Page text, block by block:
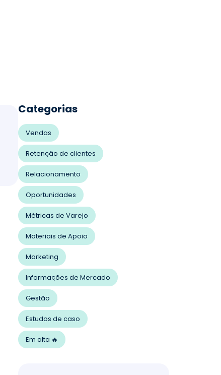
Categorias
Vendas
Retenção de clientes
Relacionamento
Oportunidades
Métricas de Varejo
Materiais de Apoio
Marketing
Informações de Mercado
Gestão
Estudos de caso
Em alta 🔥